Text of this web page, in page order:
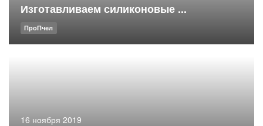
Изготавливаем силиконовые ...
ПроПчел
16 ноября 2019